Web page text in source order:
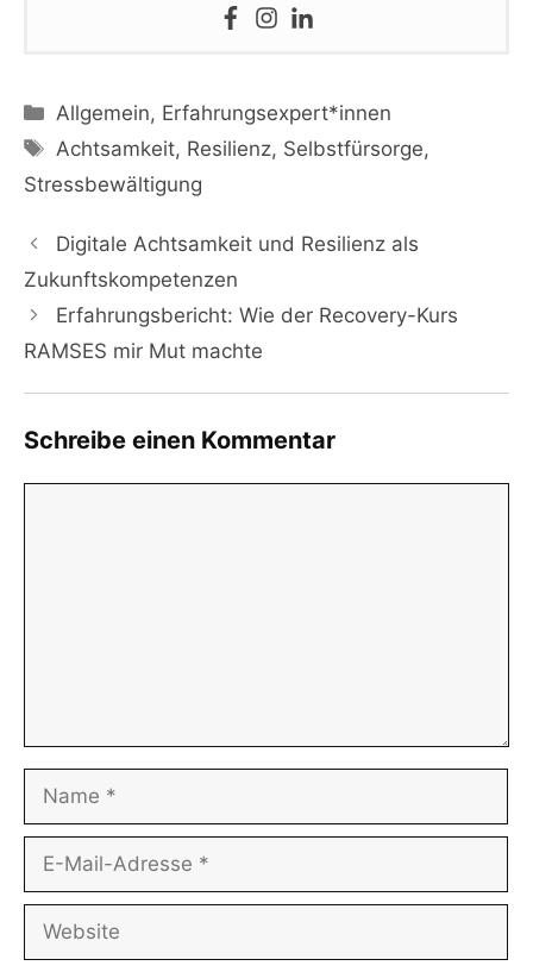
Kategorien
Allgemein, Erfahrungsexpert*innen
Schlagwörter
Achtsamkeit, Resilienz, Selbstfürsorge,
Stressbewältigung
Digitale Achtsamkeit und Resilienz als
Zukunftskompetenzen
Erfahrungsbericht: Wie der Recovery-Kurs
RAMSES mir Mut machte
Schreibe einen Kommentar
Name
Website